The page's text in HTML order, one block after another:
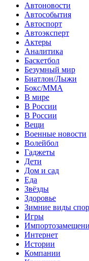
Автоновости
Автособытия
Автоспорт
Автоэксперт
Актеры
Аналитика
Баскетбол
Безумный мир
Биатлон/Лыжи
Бокс/MMA
В мире
В России
В России
Вещи
Военные новости
Волейбол
Гаджеты
Дети
Дом и сад
Еда
Звёзды
Здоровье
Зимние виды
Игры
Интернет
Истории
Компании